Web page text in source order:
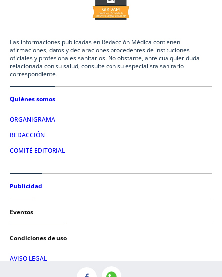
Las informaciones publicadas en Redacción Médica contienen
afirmaciones, datos y declaraciones procedentes de instituciones
oficiales y profesionales sanitarios. No obstante, ante cualquier duda
relacionada con su salud, consulte con su especialista sanitario
correspondiente.
Quiénes somos
ORGANIGRAMA
REDACCIÓN
COMITÉ EDITORIAL
Publicidad
Eventos
Condiciones de uso
AVISO LEGAL